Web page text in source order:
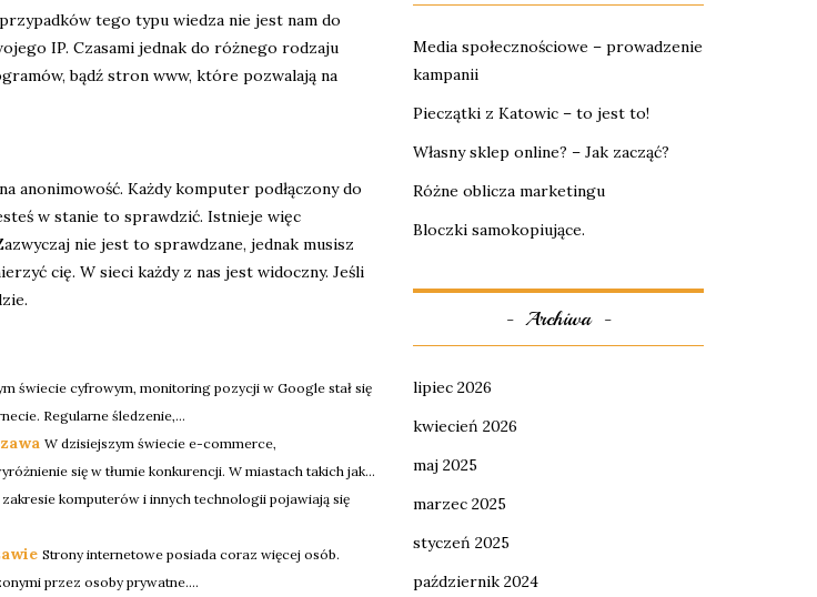
tego typu wiedza nie jest nam do
IP. Czasami jednak do różnego rodzaju
bądź stron www, które pozwalają na
anonimowość. Każdy komputer podłączony do
w stanie to sprawdzić. Istnieje więc
nie jest to sprawdzane, jednak musisz
cię. W sieci każdy z nas jest widoczny. Jeśli
świecie cyfrowym, monitoring pozycji w Google stał się
Regularne śledzenie,...
W dzisiejszym świecie e-commerce,
się w tłumie konkurencji. W miastach takich jak...
komputerów i innych technologii pojawiają się
Strony internetowe posiada coraz więcej osób.
przez osoby prywatne....
Media społecznościowe – prowadzenie
kampanii
Pieczątki z Katowic – to jest to!
Własny sklep online? – Jak zacząć?
Różne oblicza marketingu
Bloczki samokopiujące.
Archiwa
lipiec 2026
kwiecień 2026
maj 2025
marzec 2025
styczeń 2025
październik 2024